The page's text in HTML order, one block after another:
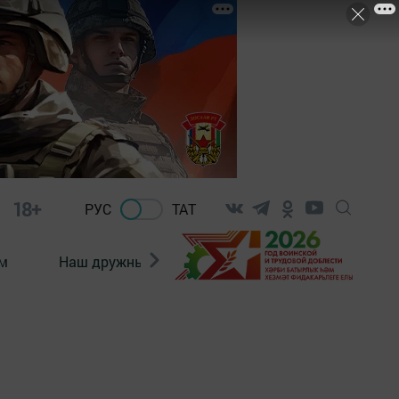
18+ РУС ТАТ
Наш дружный коллектив Документы